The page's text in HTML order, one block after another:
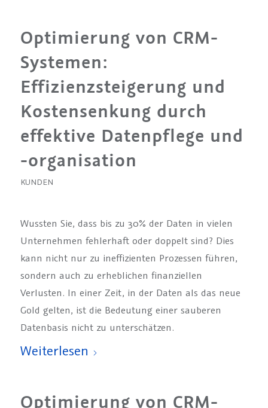
Optimierung von CRM-
Systemen:
Effizienzsteigerung und
Kostensenkung durch
effektive Datenpflege und
-organisation
KUNDEN
Wussten Sie, dass bis zu 30% der Daten in vielen
Unternehmen fehlerhaft oder doppelt sind? Dies
kann nicht nur zu ineffizienten Prozessen führen,
sondern auch zu erheblichen finanziellen
Verlusten. In einer Zeit, in der Daten als das neue
Gold gelten, ist die Bedeutung einer sauberen
Datenbasis nicht zu unterschätzen.
Weiterlesen
Optimierung von CRM-